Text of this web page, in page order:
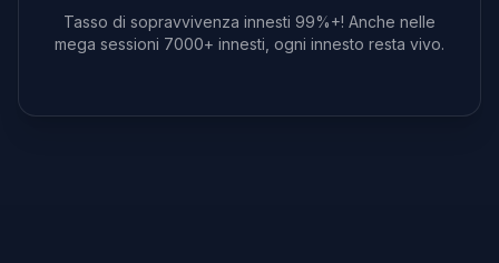
Tasso di sopravvivenza innesti 99%+! Anche nelle
mega sessioni 7000+ innesti, ogni innesto resta vivo.